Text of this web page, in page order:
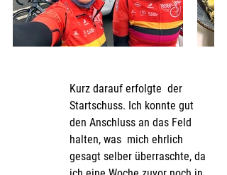
Kurz darauf erfolgte  der
Startschuss. Ich konnte gut
den Anschluss an das Feld
halten, was  mich ehrlich
gesagt selber überraschte, da